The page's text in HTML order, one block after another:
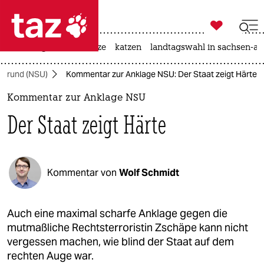
 taz zahl ich
taz zahl ich
politik
öko
gesellschaft
kultur
sport

taz zahl ich
hitze katzen landtagswahl in sachsen-
(NSU) Kommentar zur Anklage NSU: Der Staat zeigt Härte
Kommentar zur Anklage NSU
Der Staat zeigt Härte
Kommentar von Wolf Schmidt
Auch eine maximal scharfe Anklage gegen die
mutmaßliche Rechtsterroristin Zschäpe kann nicht
vergessen machen, wie blind der Staat auf dem
rechten Auge war.